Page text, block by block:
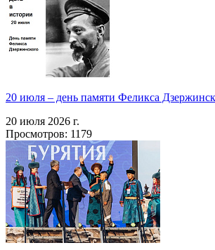
20 июля – день памяти Феликса
20 июля 2026 г.
Просмотров: 1179